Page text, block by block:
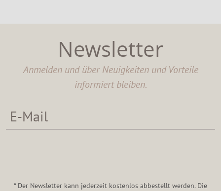
Newsletter
Anmelden und über Neuigkeiten und Vorteile
informiert bleiben.
* Der Newsletter kann jederzeit kostenlos abbestellt werden. Die